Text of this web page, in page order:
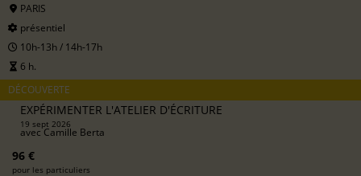
PARIS
présentiel
10h-13h / 14h-17h
6 h.
DÉCOUVERTE
EXPÉRIMENTER L'ATELIER D'ÉCRITURE
19 sept 2026
avecCamille Berta
96 €
pour les particuliers